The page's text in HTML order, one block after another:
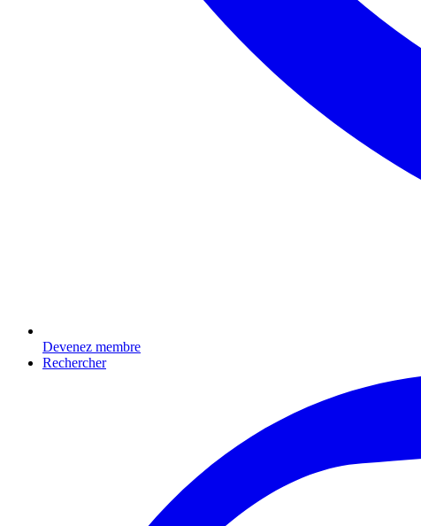
Devenez membre
Rechercher